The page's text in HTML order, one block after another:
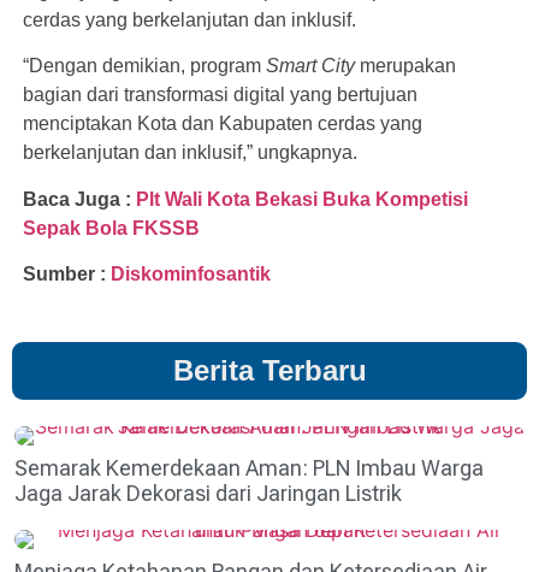
cerdas yang berkelanjutan dan inklusif.
“Dengan demikian, program Smart Citymerupakan
bagian dari transformasi digital yang bertujuan
menciptakan Kota dan Kabupaten cerdas yang
berkelanjutan dan inklusif,” ungkapnya.
Baca Juga : Plt Wali Kota Bekasi Buka Kompetisi
Sepak Bola FKSSB
Sumber : Diskominfosantik
Berita Terbaru
Semarak Kemerdekaan Aman: PLN Imbau Warga
Jaga Jarak Dekorasi dari Jaringan Listrik